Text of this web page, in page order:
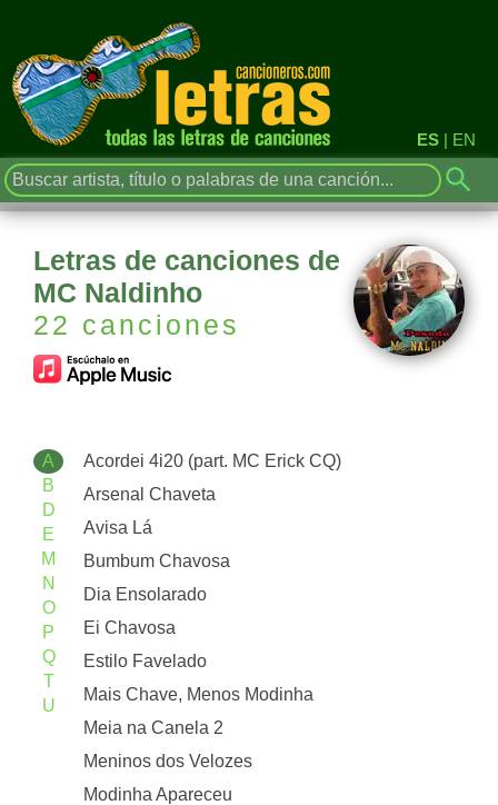
ES | EN
Letras de canciones de
MC Naldinho
22 canciones
A
B
D
E
M
N
O
P
Q
T
U
Acordei 4i20 (part. MC Erick CQ)
Arsenal Chaveta
Avisa Lá
Bumbum Chavosa
Dia Ensolarado
Ei Chavosa
Estilo Favelado
Mais Chave, Menos Modinha
Meia na Canela 2
Meninos dos Velozes
Modinha Apareceu